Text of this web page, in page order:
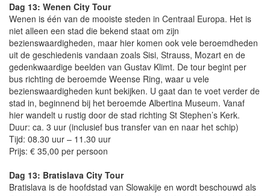
Dag 13: Wenen City Tour
Wenen is één van de mooiste steden in Centraal Europa. Het is
niet alleen een stad die bekend staat om zijn
bezienswaardigheden, maar hier komen ook vele beroemdheden
uit de geschiedenis vandaan zoals Sisi, Strauss, Mozart en de
gedenkwaardige beelden van Gustav Klimt. De tour begint per
bus richting de beroemde Weense Ring, waar u vele
bezienswaardigheden kunt bekijken. U gaat dan te voet verder de
stad in, beginnend bij het beroemde Albertina Museum. Vanaf
hier wandelt u rustig door de stad richting St Stephen’s Kerk.
Duur: ca. 3 uur (inclusief bus transfer van en naar het schip)
Tijd: 08.30 uur – 11.30 uur
Prijs: € 35,00 per persoon
Dag 13: Bratislava City Tour
Bratislava is de hoofdstad van Slowakije en wordt beschouwd als